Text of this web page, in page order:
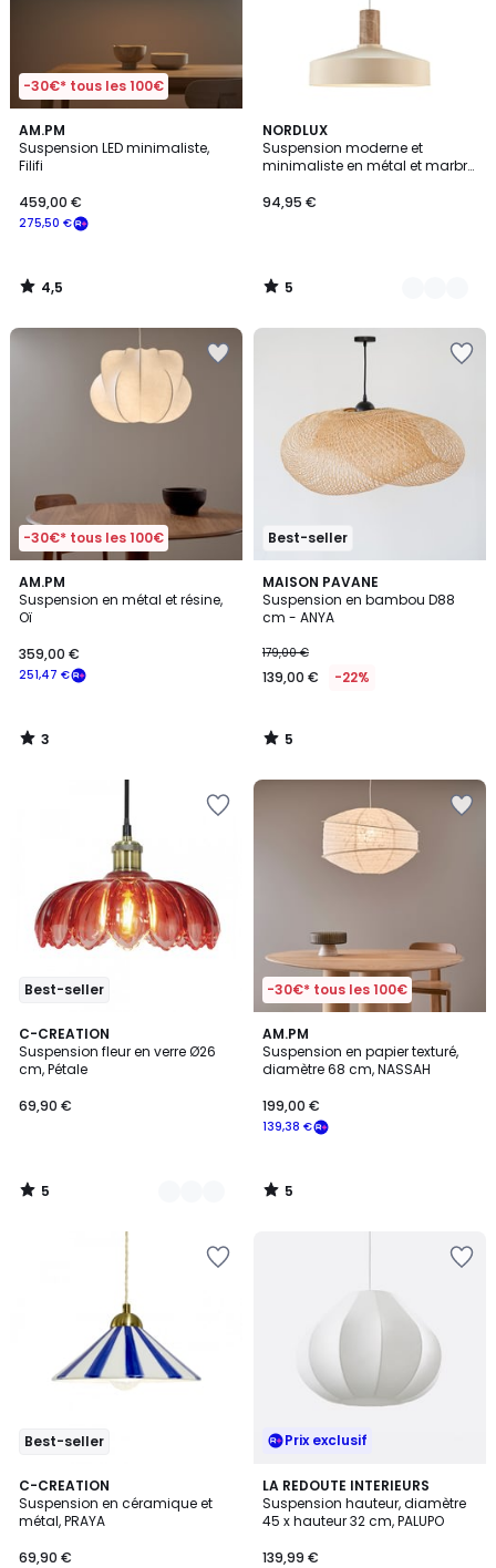
-30€* tous les 100€
AM.PM
Suspension LED minimaliste,
Filifi
275,50 €
459,00 €
4,5
/ 5
4,5
/
NORDLUX
Suspension moderne et
minimaliste en métal et marbre,
94,95 €
5
/
5
2
Couleurs
5
/
-30€* tous les 100€
AM.PM
Suspension en métal et résine,
Oï
251,47 €
359,00 €
3
/
5
3
/
Best-seller
MAISON PAVANE
Suspension en bambou D88
cm - ANYA
179,00 €
139,00 € -22%
5
/
5
5
/
Best-seller
C-CREATION
Suspension fleur en verre Ø26
cm, Pétale
69,90 €
5
/
5
6
Couleurs
5
/
-30€* tous les 100€
AM.PM
Suspension en papier texturé,
diamètre 68 cm, NASSAH
139,38 €
199,00 €
5
/
5
5
/
Best-seller
C-CREATION
Suspension en céramique et
métal, PRAYA
69,90 €
5
/
5
3
Couleurs
Prix exclusif
LA REDOUTE INTERIEURS
Suspension hauteur, diamètre
45 x hauteur 32 cm, PALUPO
139,99 €